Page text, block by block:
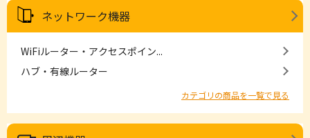
ネットワーク機器
WiFiルーター・アクセスポイン...
ハブ・有線ルーター
カテゴリの商品を一覧で見る